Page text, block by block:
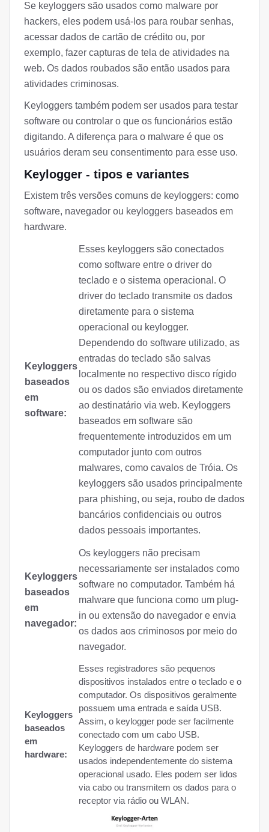
Se keyloggers são usados como malware por
hackers, eles podem usá-los para roubar senhas,
acessar dados de cartão de crédito ou, por
exemplo, fazer capturas de tela de atividades na
web. Os dados roubados são então usados para
atividades criminosas.
Keyloggers também podem ser usados para testar
software ou controlar o que os funcionários estão
digitando. A diferença para o malware é que os
usuários deram seu consentimento para esse uso.
Keylogger - tipos e variantes
Existem três versões comuns de keyloggers: como
software, navegador ou keyloggers baseados em
hardware.
Keyloggers
baseados
em
software:
Esses keyloggers são conectados
como software entre o driver do
teclado e o sistema operacional. O
driver do teclado transmite os dados
diretamente para o sistema
operacional ou keylogger.
Dependendo do software utilizado, as
entradas do teclado são salvas
localmente no respectivo disco rígido
ou os dados são enviados diretamente
ao destinatário via web. Keyloggers
baseados em software são
frequentemente introduzidos em um
computador junto com outros
malwares, como cavalos de Tróia. Os
keyloggers são usados principalmente
para phishing, ou seja, roubo de dados
bancários confidenciais ou outros
dados pessoais importantes.
Keyloggers
baseados
em
navegador:
Os keyloggers não precisam
necessariamente ser instalados como
software no computador. Também há
malware que funciona como um plug-
in ou extensão do navegador e envia
os dados aos criminosos por meio do
navegador.
Keyloggers
baseados
em
hardware:
Esses registradores são pequenos
dispositivos instalados entre o teclado e o
computador. Os dispositivos geralmente
possuem uma entrada e saída USB.
Assim, o keylogger pode ser facilmente
conectado com um cabo USB.
Keyloggers de hardware podem ser
usados independentemente do sistema
operacional usado. Eles podem ser lidos
via cabo ou transmitem os dados para o
receptor via rádio ou WLAN.